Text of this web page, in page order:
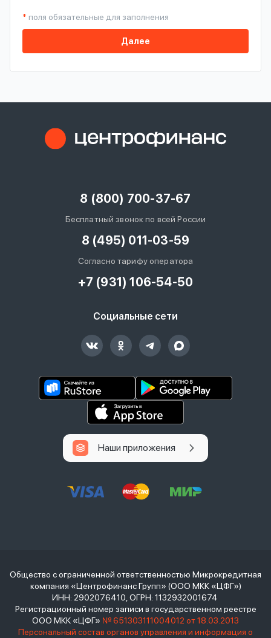
* поля обязательные для заполнения
Далее
8 (800) 700-37-67
Бесплатный звонок по всей России
8 (495) 011-03-59
Согласно тарифу оператора
+7 (931) 106-54-50
Социальные сети
Наши приложения
Общество с ограниченной ответственностью Микрокредитная
компания «Центрофинанс Групп» (ООО МКК «ЦФГ»)
ИНН: 2902076410, ОГРН: 1132932001674
Регистрационный номер записи в государственном реестре
ООО МКК «ЦФГ» № 651303111004012 от 18.03.2013
Персональный состав органов управления и информация о